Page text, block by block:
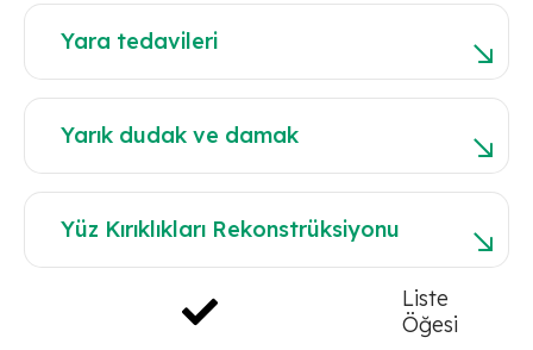
Yara tedavileri
Yarık dudak ve damak
Yüz Kırıklıkları Rekonstrüksiyonu
Liste
Öğesi